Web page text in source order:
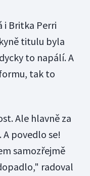
i Britka Perri
titulu byla
to napálí. A
tak to
Ale hlavně za
povedlo se!
samozřejmě
radoval